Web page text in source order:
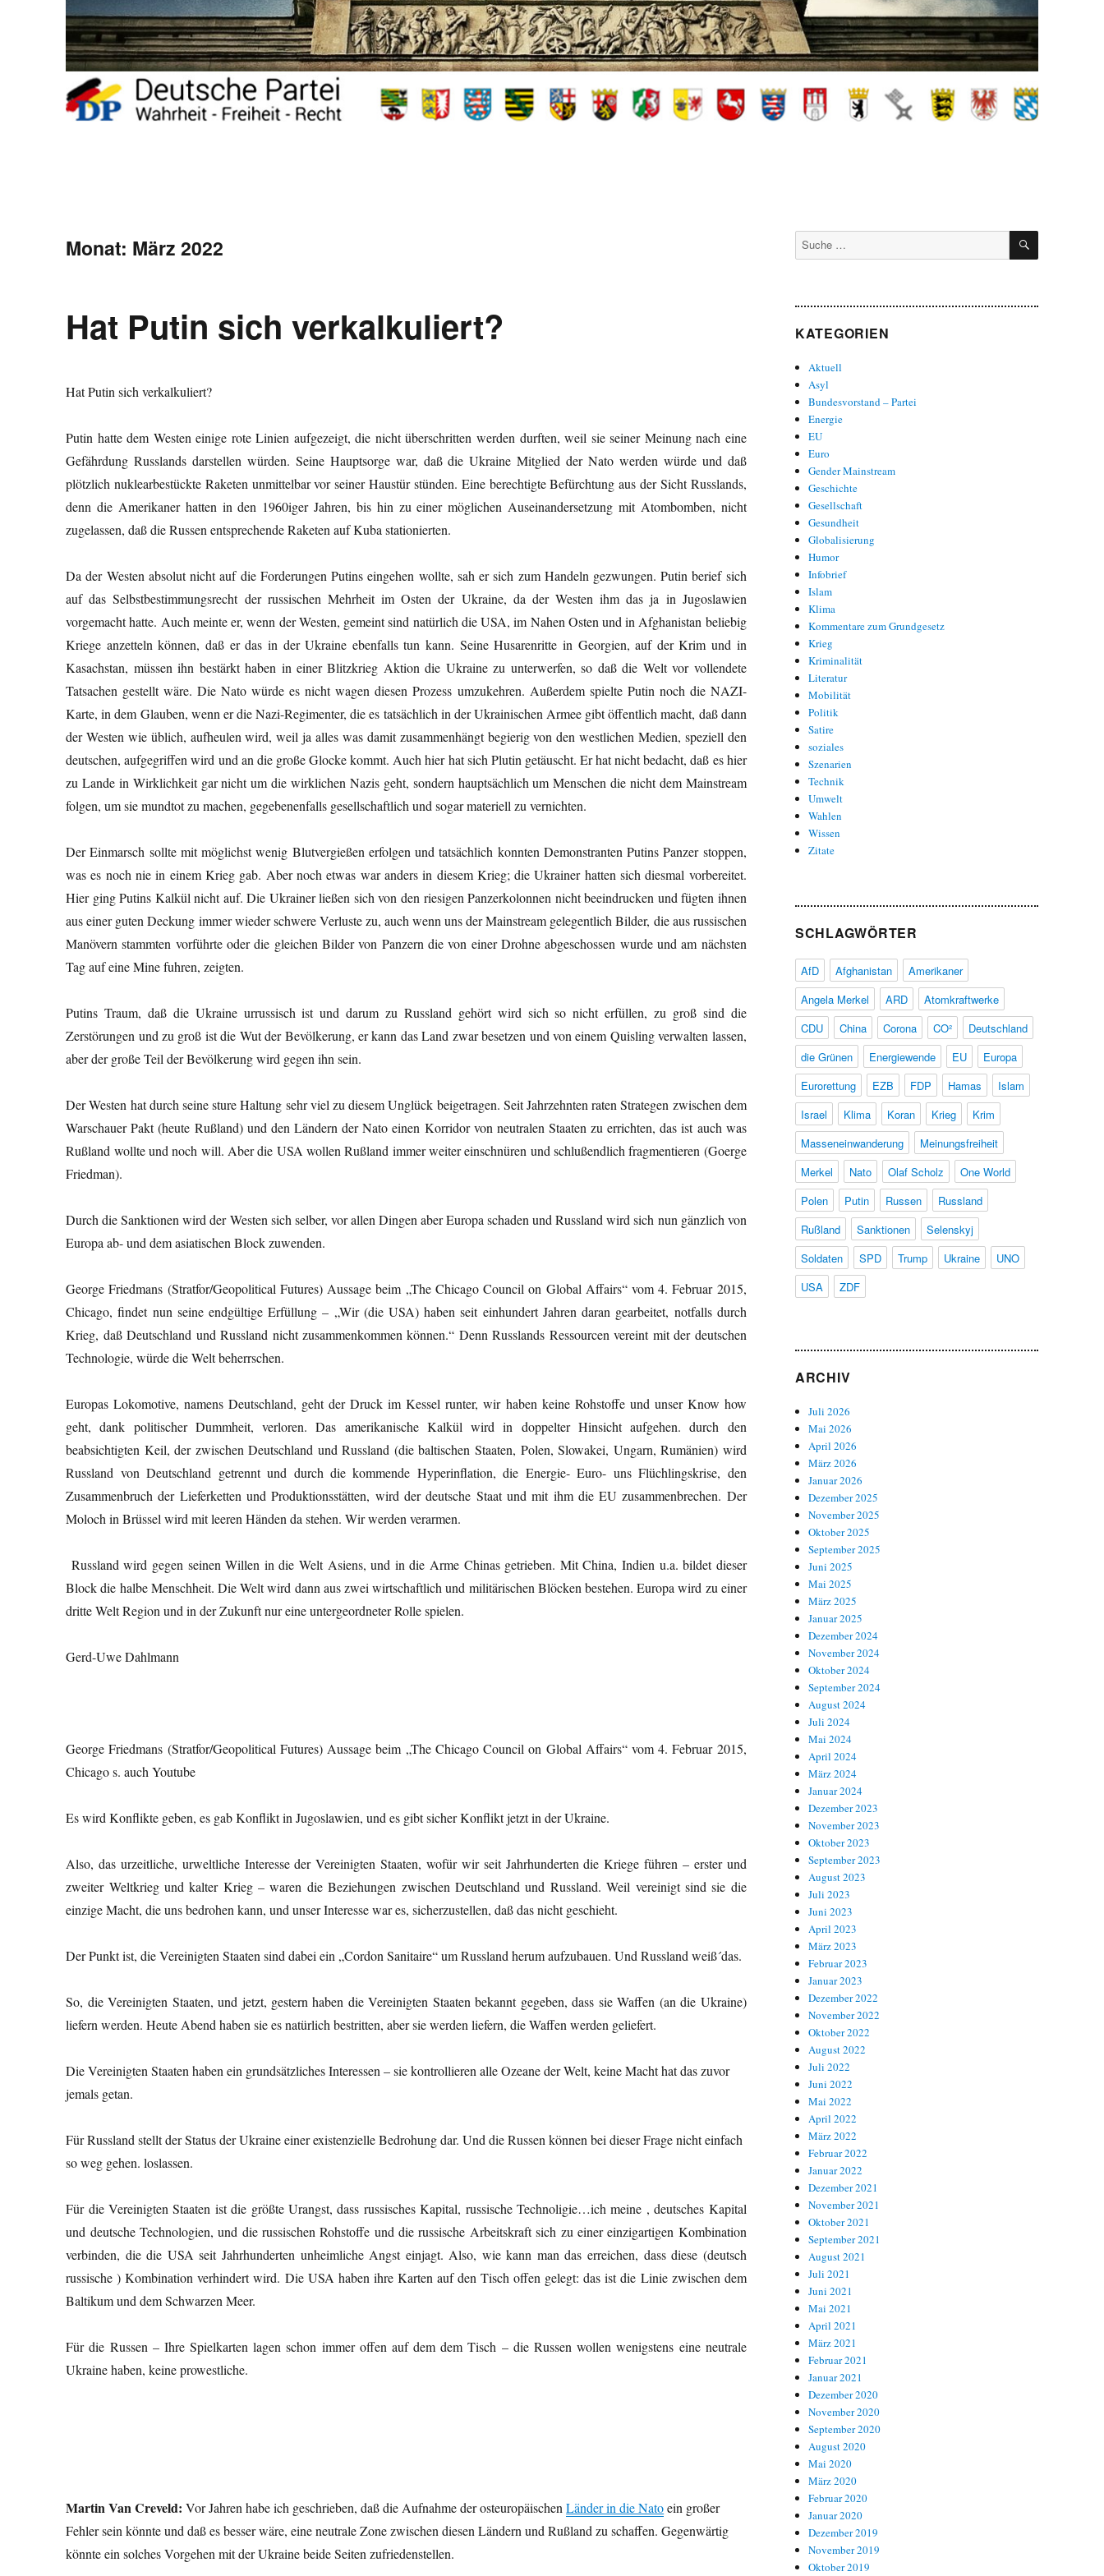
Monat: März 2022
Hat Putin sich verkalkuliert?
Hat Putin sich verkalkuliert?
Putin hatte dem Westen einige rote Linien aufgezeigt, die nicht überschritten werden durften, weil sie seiner Meinung nach eine
Gefährdung Russlands darstellen würden. Seine Hauptsorge war, daß die Ukraine Mitglied der Nato werden würde und daß
plötzlich nuklearbestückte Raketen unmittelbar vor seiner Haustür stünden. Eine berechtigte Befürchtung aus der Sicht Russlands,
denn die Amerikaner hatten in den 1960iger Jahren, bis hin zu einer möglichen Auseinandersetzung mit Atombomben, nicht
zugelassen, daß die Russen entsprechende Raketen auf Kuba stationierten.
Da der Westen absolut nicht auf die Forderungen Putins eingehen wollte, sah er sich zum Handeln gezwungen. Putin berief sich
auf das Selbstbestimmungsrecht der russischen Mehrheit im Osten der Ukraine, da der Westen ihm das ja in Jugoslawien
vorgemacht hatte. Auch meinte er, wenn der Westen, gemeint sind natürlich die USA, im Nahen Osten und in Afghanistan beliebig
Kriege anzetteln können, daß er das in der Ukraine ebenfalls tun kann. Seine Husarenritte in Georgien, auf der Krim und in
Kasachstan, müssen ihn bestärkt haben in einer Blitzkrieg Aktion die Ukraine zu unterwerfen, so daß die Welt vor vollendete
Tatsachen gestellt wäre. Die Nato würde es nicht wagen diesen Prozess umzukehren. Außerdem spielte Putin noch die NAZI-
Karte, in dem Glauben, wenn er die Nazi-Regimenter, die es tatsächlich in der Ukrainischen Armee gibt öffentlich macht, daß dann
der Westen wie üblich, aufheulen wird, weil ja alles was damit zusammenhängt begierig von den westlichen Medien, speziell den
deutschen, aufgegriffen wird und an die große Glocke kommt. Auch hier hat sich Plutin getäuscht. Er hat nicht bedacht, daß es hier
zu Lande in Wirklichkeit gar nicht um die wirklichen Nazis geht, sondern hauptsächlich um Menschen die nicht dem Mainstream
folgen, um sie mundtot zu machen, gegebenenfalls gesellschaftlich und sogar materiell zu vernichten.
Der Einmarsch sollte mit möglichst wenig Blutvergießen erfolgen und tatsächlich konnten Demonstranten Putins Panzer stoppen,
was es noch nie in einem Krieg gab. Aber noch etwas war anders in diesem Krieg; die Ukrainer hatten sich diesmal vorbereitet.
Hier ging Putins Kalkül nicht auf. Die Ukrainer ließen sich von den riesigen Panzerkolonnen nicht beeindrucken und fügten ihnen
aus einer guten Deckung immer wieder schwere Verluste zu, auch wenn uns der Mainstream gelegentlich Bilder, die aus russischen
Manövern stammten vorführte oder die gleichen Bilder von Panzern die von einer Drohne abgeschossen wurde und am nächsten
Tag auf eine Mine fuhren, zeigten.
Putins Traum, daß die Ukraine urrussisch ist und darum zu Russland gehört wird sich so nicht erfüllen, zu groß sind die
Zerstörungen und zu groß ist die Wut der Bevölkerung, er kann das Land zwar besetzen und von einem Quisling verwalten lassen,
aber der große Teil der Bevölkerung wird gegen ihn sein.
Der Westen hat durch seine sture Haltung sehr viel zu diesem Unglück beigetragen. Seit Jahrzehnten raten Strategen zwischen dem
Warschauer Pakt (heute Rußland) und den Ländern der Nato einen Korridor von neutralen Staaten zu errichten, das ist auch was
Rußland wollte und noch will. Aber die USA wollen Rußland immer weiter einschnüren und schlußendlich fragmentieren (Goerge
Friedman).
Durch die Sanktionen wird der Westen sich selber, vor allen Dingen aber Europa schaden und Russland wird sich nun gänzlich von
Europa ab- und dem asiatischen Block zuwenden.
George Friedmans (Stratfor/Geopolitical Futures) Aussage beim „The Chicago Council on Global Affairs“ vom 4. Februar 2015,
Chicago, findet nun seine endgültige Erfüllung – „Wir (die USA) haben seit einhundert Jahren daran gearbeitet, notfalls durch
Krieg, daß Deutschland und Russland nicht zusammenkommen können.“ Denn Russlands Ressourcen vereint mit der deutschen
Technologie, würde die Welt beherrschen.
Europas Lokomotive, namens Deutschland, geht der Druck im Kessel runter, wir haben keine Rohstoffe und unser Know how
geht, dank politischer Dummheit, verloren. Das amerikanische Kalkül wird in doppelter Hinsicht aufgehen. durch den
beabsichtigten Keil, der zwischen Deutschland und Russland (die baltischen Staaten, Polen, Slowakei, Ungarn, Rumänien) wird
Russland von Deutschland getrennt und durch die kommende Hyperinflation, die Energie- Euro- uns Flüchlingskrise, den
Zusammenbruch der Lieferketten und Produktionsstätten, wird der deutsche Staat und mit ihm die EU zusammenbrechen. Der
Moloch in Brüssel wird mit leeren Händen da stehen. Wir werden verarmen.
Russland wird gegen seinen Willen in die Welt Asiens, und in die Arme Chinas getrieben. Mit China, Indien u.a. bildet dieser
Block die halbe Menschheit. Die Welt wird dann aus zwei wirtschaftlich und militärischen Blöcken bestehen. Europa wird zu einer
dritte Welt Region und in der Zukunft nur eine untergeordneter Rolle spielen.
Gerd-Uwe Dahlmann
George Friedmans (Stratfor/Geopolitical Futures) Aussage beim „The Chicago Council on Global Affairs“ vom 4. Februar 2015,
Chicago s. auch Youtube
Es wird Konflikte geben, es gab Konflikt in Jugoslawien, und es gibt sicher Konflikt jetzt in der Ukraine.
Also, das urzeitliche, urweltliche Interesse der Vereinigten Staaten, wofür wir seit Jahrhunderten die Kriege führen – erster und
zweiter Weltkrieg und kalter Krieg – waren die Beziehungen zwischen Deutschland und Russland. Weil vereinigt sind sie die
einzige Macht, die uns bedrohen kann, und unser Interesse war es, sicherzustellen, daß das nicht geschieht.
Der Punkt ist, die Vereinigten Staaten sind dabei ein „Cordon Sanitaire“ um Russland herum aufzubauen. Und Russland weiß´das.
So, die Vereinigten Staaten, und jetzt, gestern haben die Vereinigten Staaten bekannt gegeben, dass sie Waffen (an die Ukraine)
liefern werden. Heute Abend haben sie es natürlich bestritten, aber sie werden liefern, die Waffen werden geliefert.
Die Vereinigten Staaten haben ein grundsätzliches Interessen – sie kontrollieren alle Ozeane der Welt, keine Macht hat das zuvor
jemals getan.
Für Russland stellt der Status der Ukraine einer existenzielle Bedrohung dar. Und die Russen können bei dieser Frage nicht einfach
so weg gehen. loslassen.
Für die Vereinigten Staaten ist die größte Urangst, dass russisches Kapital, russische Technoligie…ich meine , deutsches Kapital
und deutsche Technologien, und die russischen Rohstoffe und die russische Arbeitskraft sich zu einer einzigartigen Kombination
verbinden, die die USA seit Jahrhunderten unheimliche Angst einjagt. Also, wie kann man das erreichen, dass diese (deutsch
russische ) Kombination verhindert wird. Die USA haben ihre Karten auf den Tisch offen gelegt: das ist die Linie zwischen dem
Baltikum und dem Schwarzen Meer.
Für die Russen – Ihre Spielkarten lagen schon immer offen auf dem dem Tisch – die Russen wollen wenigstens eine neutrale
Ukraine haben, keine prowestliche.
Martin Van Creveld: Vor Jahren habe ich geschrieben, daß die Aufnahme der osteuropäischenLänder in die Natoein großer
Fehler sein könnte und daß es besser wäre, eine neutrale Zone zwischen diesen Ländern und Rußland zu schaffen. Gegenwärtig
könnte ein solches Vorgehen mit der Ukraine beide Seiten zufriedenstellen.
Suche
nach:
SUCHEN
KATEGORIEN
Aktuell
Asyl
Bundesvorstand – Partei
Energie
EU
Euro
Gender Mainstream
Geschichte
Gesellschaft
Gesundheit
Globalisierung
Humor
Infobrief
Islam
Klima
Kommentare zum Grundgesetz
Krieg
Kriminalität
Literatur
Mobilität
Politik
Satire
soziales
Szenarien
Technik
Umwelt
Wahlen
Wissen
Zitate
SCHLAGWÖRTER
AfD Afghanistan
Amerikaner
Angela Merkel
ARD
Atomkraftwerke
CDU
China Corona CO²
Deutschland
die Grünen
Energiewende EU
Europa
Eurorettung
EZB FDP Hamas
Islam
Israel
Klima Koran Krieg
Krim
Masseneinwanderung
Meinungsfreiheit
Merkel
Nato Olaf Scholz
One World
Polen
Putin Russen
Russland
Rußland
Sanktionen
Selenskyj
Soldaten
SPD Trump Ukraine
UNO
USA
ZDF
ARCHIV
Juli 2026
Mai 2026
April 2026
März 2026
Januar 2026
Dezember 2025
November 2025
Oktober 2025
September 2025
Juni 2025
Mai 2025
März 2025
Januar 2025
Dezember 2024
November 2024
Oktober 2024
September 2024
August 2024
Juli 2024
Mai 2024
April 2024
März 2024
Januar 2024
Dezember 2023
November 2023
Oktober 2023
September 2023
August 2023
Juli 2023
Juni 2023
April 2023
März 2023
Februar 2023
Januar 2023
Dezember 2022
November 2022
Oktober 2022
August 2022
Juli 2022
Juni 2022
Mai 2022
April 2022
März 2022
Februar 2022
Januar 2022
Dezember 2021
November 2021
Oktober 2021
September 2021
August 2021
Juli 2021
Juni 2021
Mai 2021
April 2021
März 2021
Februar 2021
Januar 2021
Dezember 2020
November 2020
September 2020
August 2020
Mai 2020
März 2020
Februar 2020
Januar 2020
Dezember 2019
November 2019
Oktober 2019